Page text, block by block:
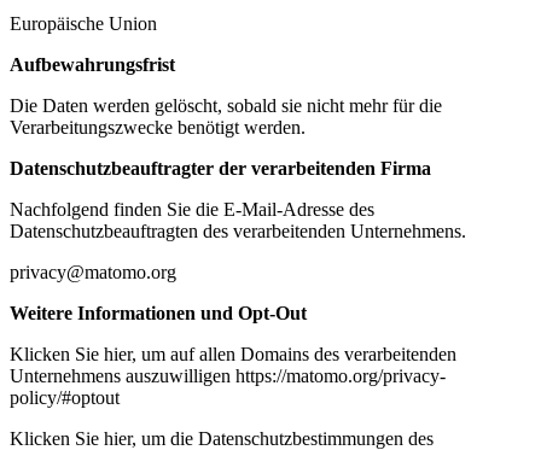
Europäische Union
Aufbewahrungsfrist
Die Daten werden gelöscht, sobald sie nicht mehr für die
Verarbeitungszwecke benötigt werden.
Datenschutzbeauftragter der verarbeitenden Firma
Nachfolgend finden Sie die E-Mail-Adresse des
Datenschutzbeauftragten des verarbeitenden Unternehmens.
privacy@matomo.org
Weitere Informationen und Opt-Out
Klicken Sie hier, um auf allen Domains des verarbeitenden
Unternehmens auszuwilligen https://matomo.org/privacy-
policy/#optout
Klicken Sie hier, um die Datenschutzbestimmungen des